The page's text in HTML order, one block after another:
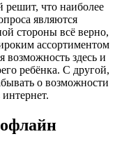
решит, что наиболее
являются
стороны всё верно,
ассортиментом
возможность здесь и
ребёнка. С другой,
о возможности